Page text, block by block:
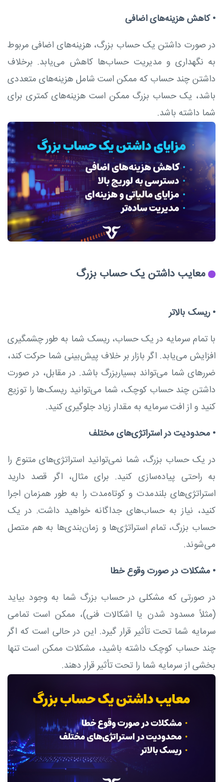
• کاهش هزینه‌های اضافی
در صورت داشتن یک حساب بزرگ، هزینه‌های اضافی مربوط
به نگهداری و مدیریت حساب‌ها کاهش می‌یابد. برخلاف
داشتن چند حساب که ممکن است شامل هزینه‌های متعددی
باشد، یک حساب بزرگ ممکن است هزینه‌های کمتری برای
شما داشته باشد.
معایب داشتن یک حساب بزرگ
• ریسک بالاتر
با تمام سرمایه در یک حساب، ریسک شما به طور چشمگیری
افزایش می‌یابد. اگر بازار بر خلاف پیش‌بینی شما حرکت کند،
ضررهای شما می‌تواند بسیاربزرگ باشد. در مقابل، در صورت
داشتن چند حساب کوچک، شما می‌توانید ریسک‌ها را توزیع
کنید و از افت سرمایه به مقدار زیاد جلوگیری کنید.
• محدودیت در استراتژی‌های مختلف
در یک حساب بزرگ، شما نمی‌توانید استراتژی‌های متنوع را
به راحتی پیاده‌سازی کنید. برای مثال، اگر قصد دارید
استراتژی‌های بلندمدت و کوتاه‌مدت را به طور همزمان اجرا
کنید، نیاز به حساب‌های جداگانه خواهید داشت. در یک
حساب بزرگ، تمام استراتژی‌ها و زمان‌بندی‌ها به هم متصل
می‌شوند.
• مشکلات در صورت وقوع خطا
در صورتی که مشکلی در حساب بزرگ شما به وجود بیاید
(مثلاً مسدود شدن یا اشکالات فنی)، ممکن است تمامی
سرمایه شما تحت تأثیر قرار گیرد. این در حالی است که اگر
چند حساب کوچک داشته باشید، مشکلات ممکن است تنها
بخشی از سرمایه شما را تحت تأثیر قرار دهند.